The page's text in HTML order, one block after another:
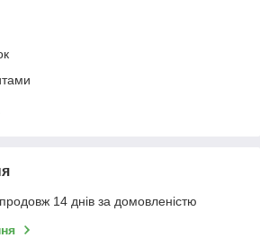
14 днів за домовленістю